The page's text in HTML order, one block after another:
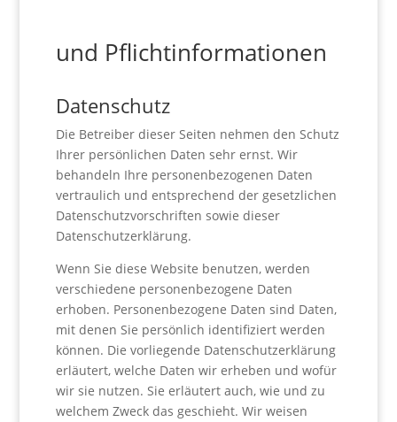
und Pflichtinformationen
Datenschutz
Die Betreiber dieser Seiten nehmen den Schutz
Ihrer persönlichen Daten sehr ernst. Wir
behandeln Ihre personenbezogenen Daten
vertraulich und entsprechend der gesetzlichen
Datenschutzvorschriften sowie dieser
Datenschutzerklärung.
Wenn Sie diese Website benutzen, werden
verschiedene personenbezogene Daten
erhoben. Personenbezogene Daten sind Daten,
mit denen Sie persönlich identifiziert werden
können. Die vorliegende Datenschutzerklärung
erläutert, welche Daten wir erheben und wofür
wir sie nutzen. Sie erläutert auch, wie und zu
welchem Zweck das geschieht. Wir weisen